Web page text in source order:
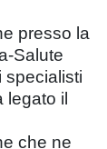
presso la
Salute
specialisti
legato il
che ne